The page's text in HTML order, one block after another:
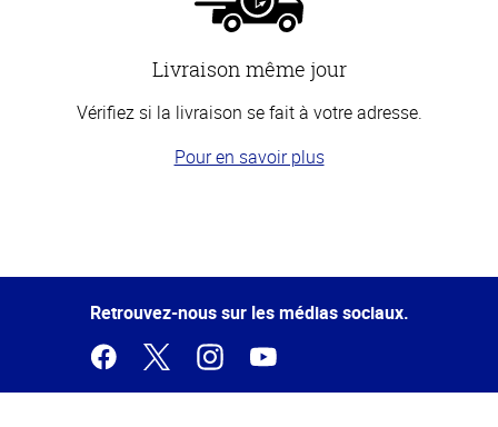
Livraison même jour
Vérifiez si la livraison se fait à votre adresse.
Pour en savoir plus
de la
Retrouvez-nous sur les médias sociaux.